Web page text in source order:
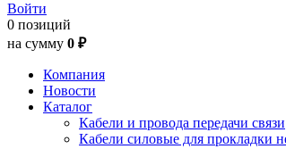
Войти
0 позиций
на сумму 0 ₽
Компания
Новости
Каталог
Кабели и провода передачи связи
Кабели силовые для прокладки